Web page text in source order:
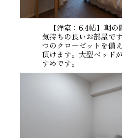
【洋室：6.4帖】朝の
気持ちの良いお部屋で
つのクローゼットを備
頂けます。大型ベッド
すめです。